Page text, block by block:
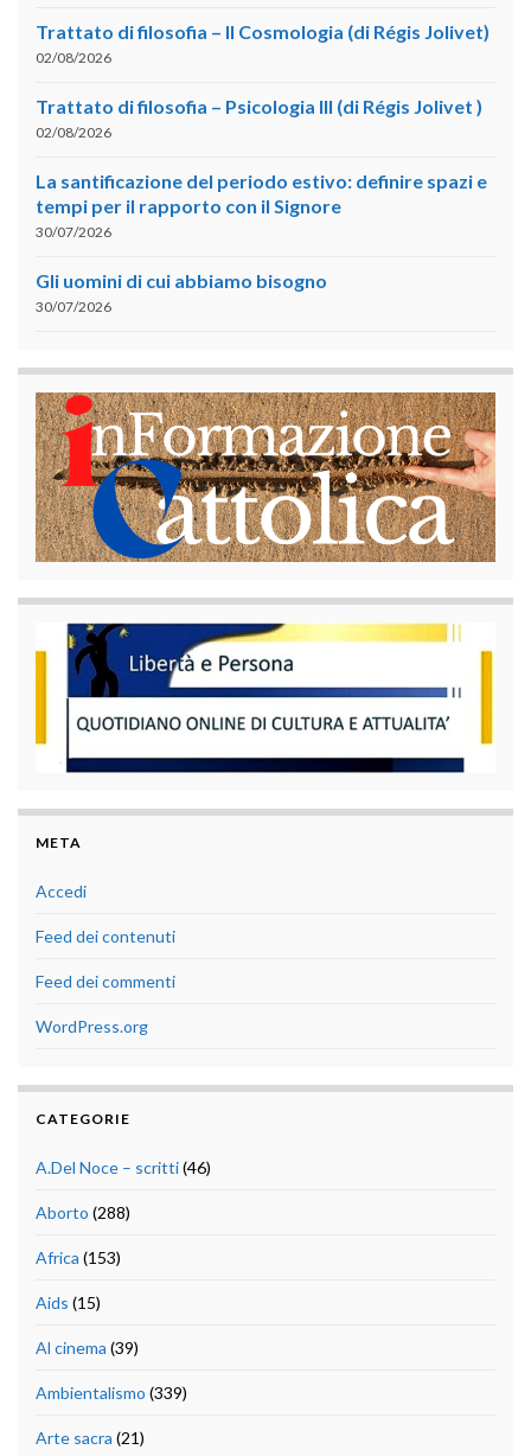
Trattato di filosofia – II Cosmologia (di Régis Jolivet)
02/08/2026
Trattato di filosofia – Psicologia III (di Régis Jolivet )
02/08/2026
La santificazione del periodo estivo: definire spazi e
tempi per il rapporto con il Signore
30/07/2026
Gli uomini di cui abbiamo bisogno
30/07/2026
META
Accedi
Feed dei contenuti
Feed dei commenti
WordPress.org
CATEGORIE
A.Del Noce – scritti(46)
Aborto (288)
Africa (153)
Aids (15)
Al cinema (39)
Ambientalismo (339)
Arte sacra (21)